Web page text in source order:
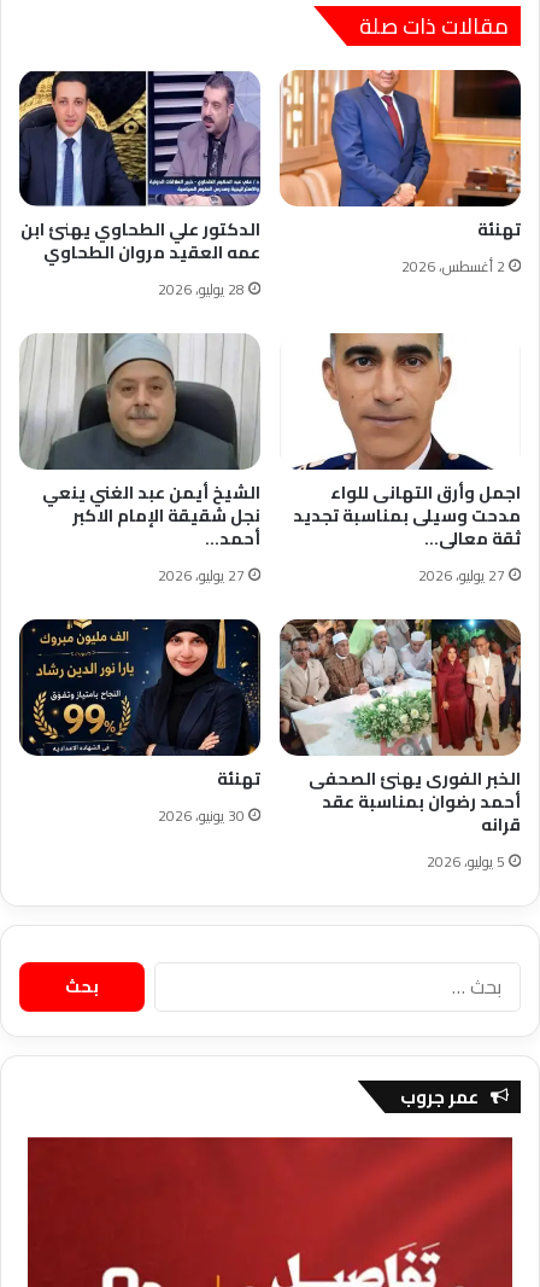
مقالات ذات صلة
تهنئة
2 أغسطس، 2026
الدكتور علي الطحاوي يهنئ ابن
عمه العقيد مروان الطحاوي
28 يوليو، 2026
اجمل وأرق التهانى للواء
مدحت وسيلى بمناسبة تجديد
ثقة معالى…
27 يوليو، 2026
الشيخ أيمن عبد الغني ينعي
نجل شقيقة الإمام الاكبر
أحمد…
27 يوليو، 2026
الخبر الفورى يهنئ الصحفى
أحمد رضوان بمناسبة عقد
قرانه
5 يوليو، 2026
تهنئة
30 يونيو، 2026
البحث
عن:
عمر جروب